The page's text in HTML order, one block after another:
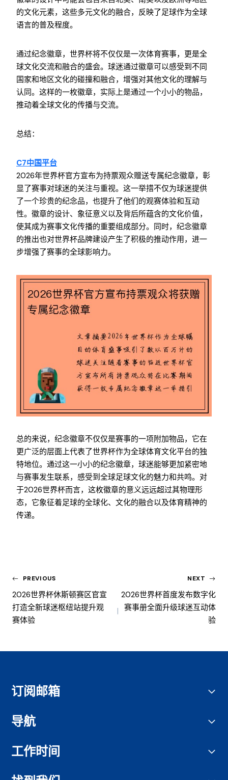
的文化元素，这些多元文化的融合，反映了足球作为全球
语言的普及程度。
通过纪念徽章，世界杯将不仅仅是一次体育赛事，更是全
球文化交流和融合的盛会。球迷通过徽章可以感受到不同
国家和地区文化的碰撞和融合，增强对其他文化的理解与
认同。这样的一枚徽章，实际上是通过一个小小的物品，
推动着全球文化的传播与交流。
总结：
C7中国平台
2026年世界杯官方宣布为持票观众赠送专属纪念徽章，彰
显了赛事对球迷的关注与重视。这一举措不仅为球迷提供
了一个珍贵的纪念品，也提升了他们的观赛体验和互动
性。徽章的设计、象征意义以及背后所蕴含的文化价值，
使其成为赛事文化传播的重要组成部分。同时，纪念徽章
的推出也对世界杯品牌建设产生了积极的推动作用，进一
步增强了赛事的全球影响力。
总的来说，纪念徽章不仅仅是赛事的一项附加物品，它在
更广泛的层面上代表了世界杯作为全球体育文化平台的独
特地位。通过这一小小的纪念徽章，球迷能够更加紧密地
与赛事发生联系，感受到全球足球文化的魅力和共鸣。对
于2026世界杯而言，这枚徽章的意义远远超过其物理形
态，它象征着足球的全球化、文化的融合以及体育精神的
传递。
PREVIOUS
2026世界杯休斯顿赛区官宣
打造全新球迷枢纽站提升观
赛体验
NEXT
2026世界杯首度发布数字化
赛事册全面升级球迷互动体
验
订阅邮箱
导航
工作时间